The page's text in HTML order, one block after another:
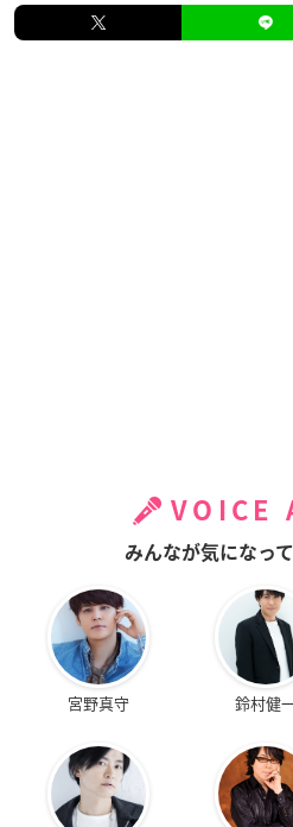
VOICE
みんなが気になっ
宮野真守 鈴村健